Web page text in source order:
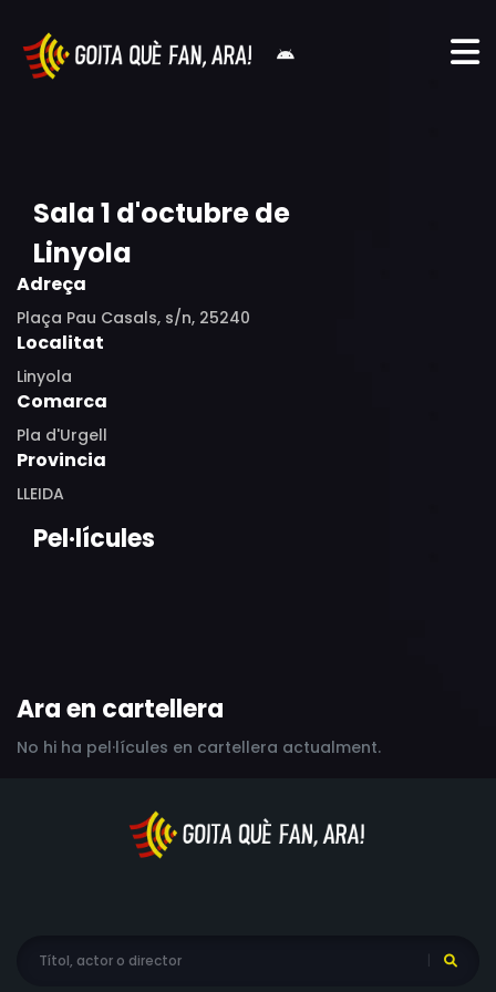
Sala 1 d'octubre de
Linyola
Adreça
Plaça Pau Casals, s/n, 25240
Localitat
Linyola
Comarca
Pla d'Urgell
Provincia
LLEIDA
Pel·lícules
Ara en cartellera
No hi ha pel·lícules en cartellera actualment.